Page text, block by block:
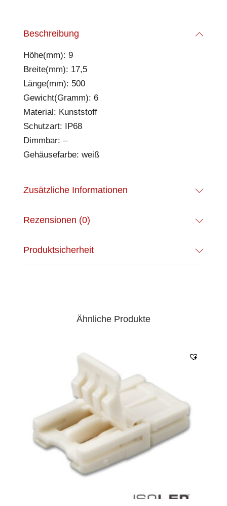
Beschreibung
Höhe(mm): 9
Breite(mm): 17,5
Länge(mm): 500
Gewicht(Gramm): 6
Material: Kunststoff
Schutzart: IP68
Dimmbar: –
Gehäusefarbe: weiß
Zusätzliche Informationen
Rezensionen (0)
Produktsicherheit
Ähnliche Produkte